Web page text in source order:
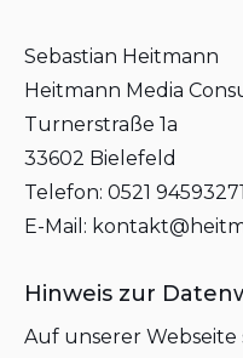
Sebastian Heitmann
Heitmann Media
Turnerstraße 1a
33602 Bielefeld
Telefon: 0521 94593271
E-Mail:
Hinweis zur
Auf unserer